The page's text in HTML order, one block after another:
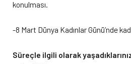
konulması.
-8 Mart Dünya Kadınlar Günü’nde
Süreçle ilgili olarak